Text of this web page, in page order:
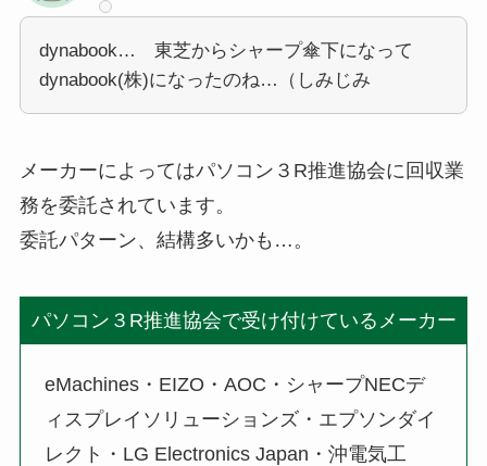
dynabook… 東芝からシャープ傘下になって
dynabook(株)になったのね…（しみじみ
メーカーによってはパソコン３R推進協会に回収業
務を委託されています。
委託パターン、結構多いかも…。
パソコン３R推進協会で受け付けているメーカー
eMachines・EIZO・AOC・シャープNECデ
ィスプレイソリューションズ・エプソンダイ
レクト・LG Electronics Japan・沖電気工